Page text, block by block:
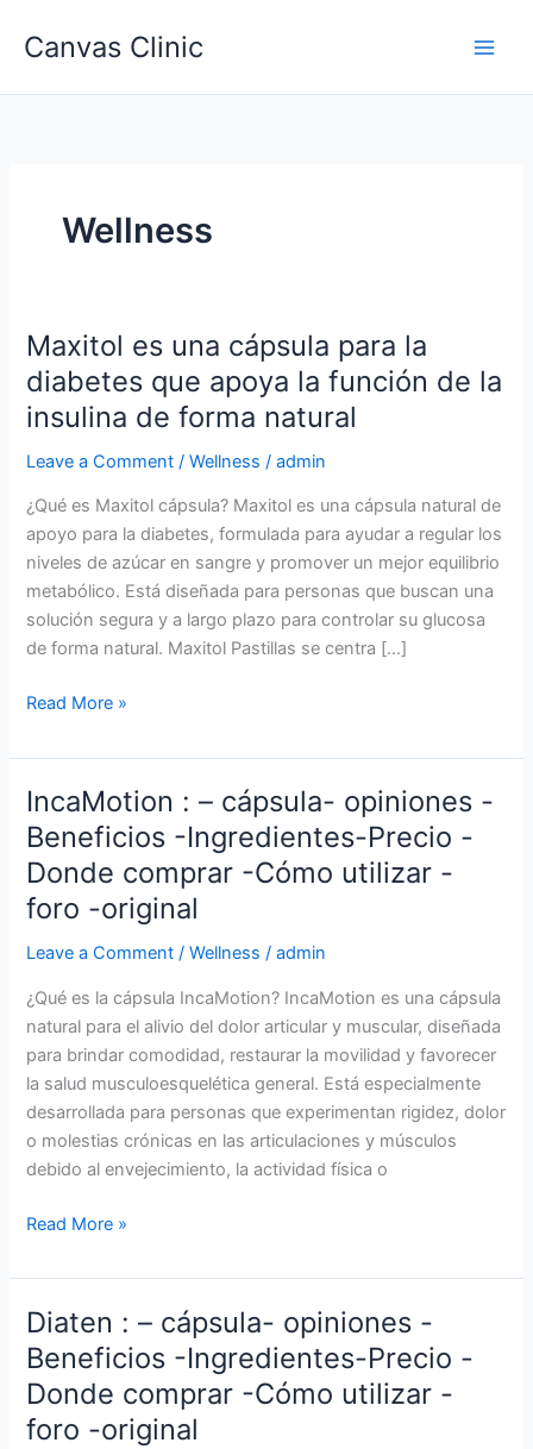
Canvas Clinic
Wellness
Maxitol es una cápsula para la
diabetes que apoya la función de la
insulina de forma natural
Leave a Comment /Wellness /admin
¿Qué es Maxitol cápsula? Maxitol es una cápsula natural de
apoyo para la diabetes, formulada para ayudar a regular los
niveles de azúcar en sangre y promover un mejor equilibrio
metabólico. Está diseñada para personas que buscan una
solución segura y a largo plazo para controlar su glucosa
de forma natural. Maxitol Pastillas se centra […]
Maxitol
una
cápsula
para
la
diabetes
que
la
función
insulina
de
forma
natural
Read More »
IncaMotion : – cápsula- opiniones -
Beneficios -Ingredientes-Precio -
Donde comprar -Cómo utilizar -
foro -original
Leave a Comment /Wellness /admin
¿Qué es la cápsula IncaMotion? IncaMotion es una cápsula
natural para el alivio del dolor articular y muscular, diseñada
para brindar comodidad, restaurar la movilidad y favorecer
la salud musculoesquelética general. Está especialmente
desarrollada para personas que experimentan rigidez, dolor
o molestias crónicas en las articulaciones y músculos
debido al envejecimiento, la actividad física o
IncaMotion
–
cápsula-
opiniones
-
Beneficios
-
Read More »
Diaten : – cápsula- opiniones -
Beneficios -Ingredientes-Precio -
Donde comprar -Cómo utilizar -
foro -original